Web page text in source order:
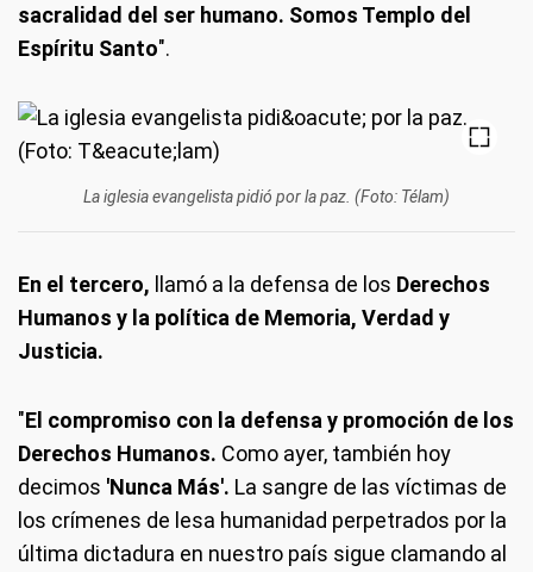
sacralidad del ser humano. Somos Templo del
Espíritu Santo".
La iglesia evangelista pidió por la paz. (Foto: Télam)
En el tercero, llamó a la defensa de los Derechos
Humanos y la política de Memoria, Verdad y
Justicia.
"El compromiso con la defensa y promoción de los
Derechos Humanos. Como ayer, también hoy
decimos 'Nunca Más'. La sangre de las víctimas de
los crímenes de lesa humanidad perpetrados por la
última dictadura en nuestro país sigue clamando al